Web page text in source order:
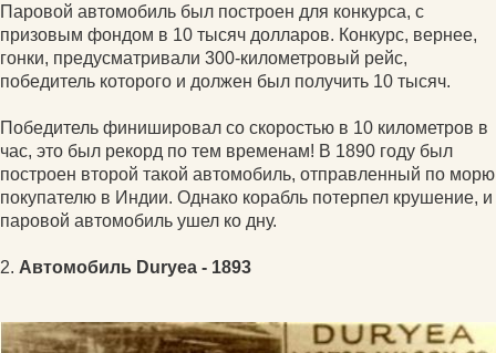
Паровой автомобиль был построен для конкурса, с
призовым фондом в 10 тысяч долларов. Конкурс, вернее,
гонки, предусматривали 300-километровый рейс,
победитель которого и должен был получить 10 тысяч.
Победитель финишировал со скоростью в 10 километров в
час, это был рекорд по тем временам! В 1890 году был
построен второй такой автомобиль, отправленный по морю
покупателю в Индии. Однако корабль потерпел крушение, и
паровой автомобиль ушел ко дну.
2. Автомобиль Duryea - 1893